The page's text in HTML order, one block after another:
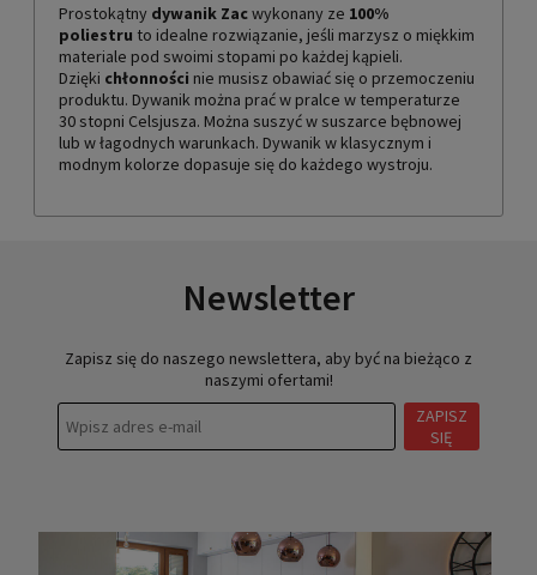
Prostokątny dywanik Zacwykonany ze 100%
poliestru to idealne rozwiązanie, jeśli marzysz o miękkim
materiale pod swoimi stopami po każdej kąpieli.
Dzięki chłonności nie musisz obawiać się o przemoczeniu
produktu. Dywanik można prać w pralce w temperaturze
30 stopni Celsjusza. Można suszyć w suszarce bębnowej
lub w łagodnych warunkach. Dywanik w klasycznym i
modnym kolorze dopasuje się do każdego wystroju.
Newsletter
Zapisz się do naszego newslettera, aby być na bieżąco z
naszymi ofertami!
ZAPISZ
SIĘ